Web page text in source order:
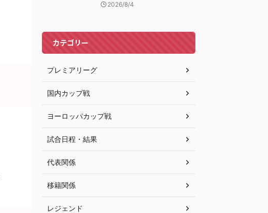
2026/8/4
カテゴリー
プレミアリーグ
国内カップ戦
ヨーロッパカップ戦
試合日程・結果
代表関係
移籍関係
レジェンド